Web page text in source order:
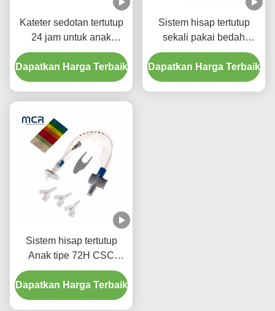
Kateter sedotan tertutup
24 jam untuk anak
dengan tiga konektor Y-
piece
Dapatkan Harga Terbaik
Sistem hisap tertutup
sekali pakai bedah
Neonates/Pediatrics-
Elbows
Dapatkan Harga Terbaik
Sistem hisap tertutup
Anak tipe 72H CSC
Perlengkapan medis
sekali pakai
Dapatkan Harga Terbaik